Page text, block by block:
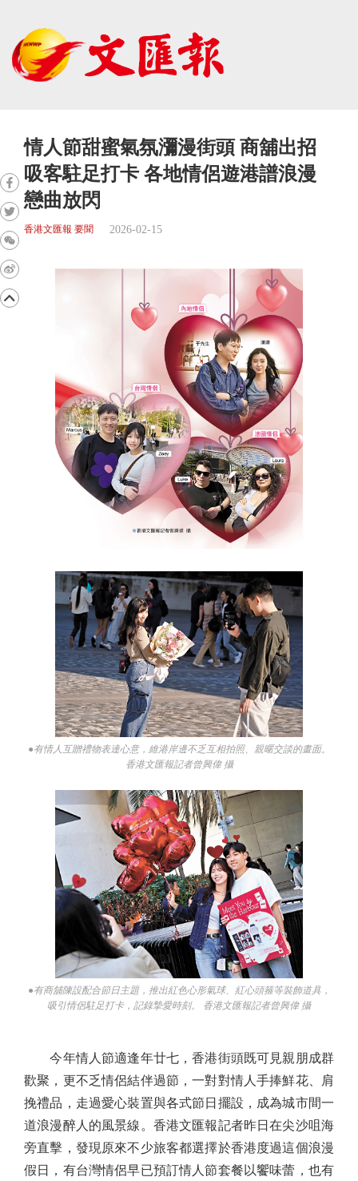
情人節甜蜜氣氛瀰漫街頭 商舖出招
吸客駐足打卡 各地情侶遊港譜浪漫
戀曲放閃
香港文匯報 要聞 2026-02-15
●有情人互贈禮物表達心意，維港岸邊不乏互相拍照、親暱交談的畫面。
香港文匯報記者曾興偉 攝
●有商舖陳設配合節日主題，推出紅色心形氣球、紅心頭箍等裝飾道具，
吸引情侶駐足打卡，記錄摯愛時刻。 香港文匯報記者曾興偉 攝
今年情人節適逢年廿七，香港街頭既可見親朋成群
歡聚，更不乏情侶結伴過節，一對對情人手捧鮮花、肩
挽禮品，走過愛心裝置與各式節日擺設，成為城市間一
道浪漫醉人的風景線。香港文匯報記者昨日在尖沙咀海
旁直擊，發現原來不少旅客都選擇於香港度過這個浪漫
假日，有台灣情侶早已預訂情人節套餐以饗味蕾，也有